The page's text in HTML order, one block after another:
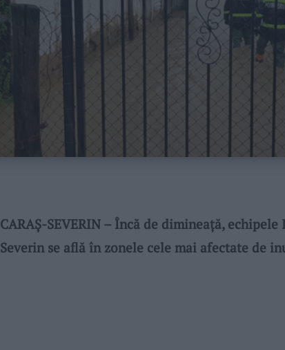
CARAȘ-SEVERIN – Încă de dimineață, echipele
Severin se află în zonele cele mai afectate de